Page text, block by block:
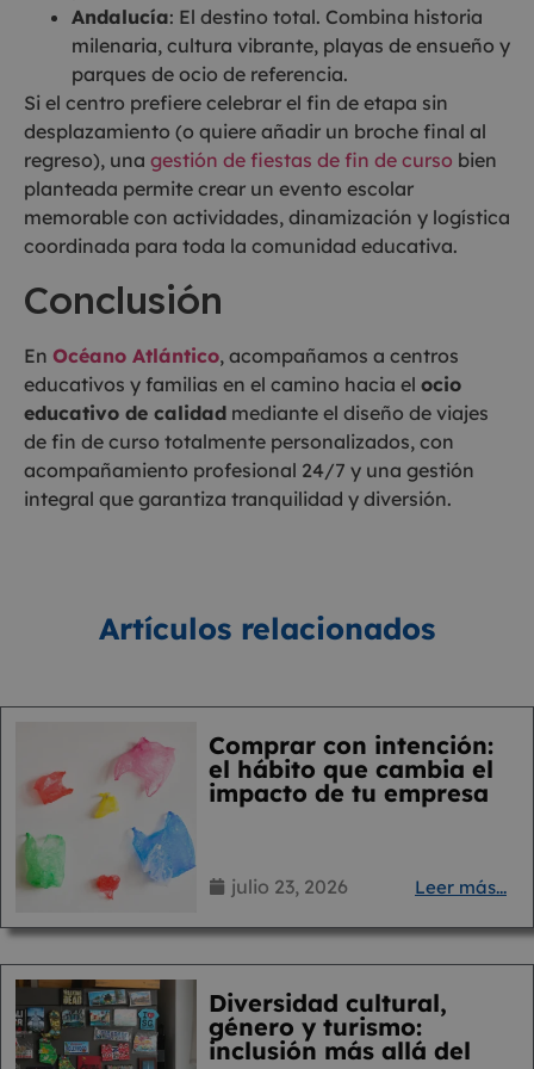
Andalucía: El destino total. Combina historia
milenaria, cultura vibrante, playas de ensueño y
parques de ocio de referencia.
Si el centro prefiere celebrar el fin de etapa sin
desplazamiento (o quiere añadir un broche final al
regreso), una gestión de fiestas de fin de curso bien
planteada permite crear un evento escolar
memorable con actividades, dinamización y logística
coordinada para toda la comunidad educativa.
Conclusión
En Océano Atlántico, acompañamos a centros
educativos y familias en el camino hacia el ocio
educativo de calidad mediante el diseño de viajes
de fin de curso totalmente personalizados, con
acompañamiento profesional 24/7 y una gestión
integral que garantiza tranquilidad y diversión.
Artículos relacionados
Comprar con intención:
el hábito que cambia el
impacto de tu empresa
julio 23, 2026 Leer más...
Diversidad cultural,
género y turismo:
inclusión más allá del